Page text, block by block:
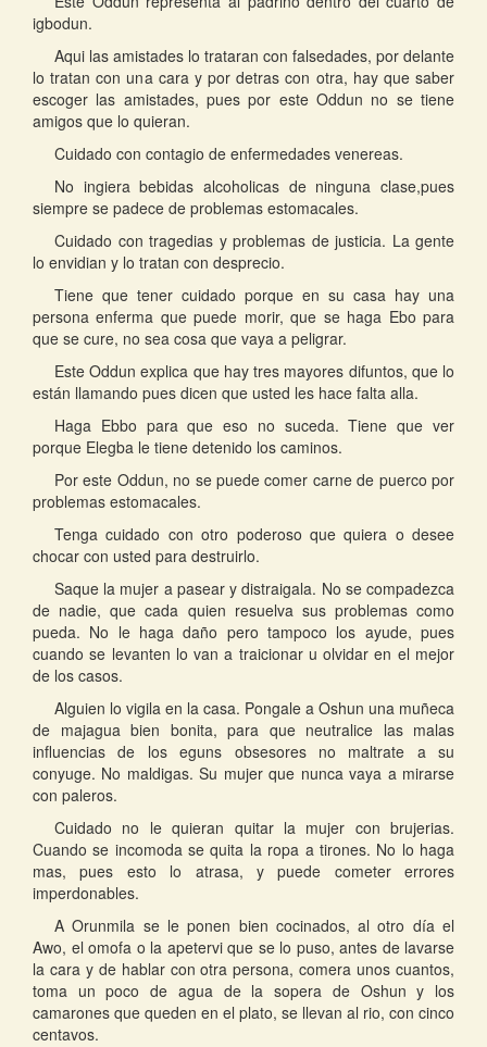
igbodun.
Aqui las amistades lo trataran con falsedades, por delante
lo tratan con una cara y por detras con otra, hay que saber
escoger las amistades, pues por este Oddun no se tiene
amigos que lo quieran.
Cuidado con contagio de enfermedades venereas.
No ingiera bebidas alcoholicas de ninguna clase,pues
siempre se padece de problemas estomacales.
Cuidado con tragedias y problemas de justicia. La gente
lo envidian y lo tratan con desprecio.
Tiene que tener cuidado porque en su casa hay una
persona enferma que puede morir, que se haga Ebo para
que se cure, no sea cosa que vaya a peligrar.
Este Oddun explica que hay tres mayores difuntos, que lo
están llamando pues dicen que usted les hace falta alla.
Haga Ebbo para que eso no suceda. Tiene que ver
porque Elegba le tiene detenido los caminos.
Por este Oddun, no se puede comer carne de puerco por
problemas estomacales.
Tenga cuidado con otro poderoso que quiera o desee
chocar con usted para destruirlo.
Saque la mujer a pasear y distraigala. No se compadezca
de nadie, que cada quien resuelva sus problemas como
pueda. No le haga daño pero tampoco los ayude, pues
cuando se levanten lo van a traicionar u olvidar en el mejor
de los casos.
Alguien lo vigila en la casa. Pongale a Oshun una muñeca
de majagua bien bonita, para que neutralice las malas
influencias de los eguns obsesores no maltrate a su
conyuge. No maldigas. Su mujer que nunca vaya a mirarse
con paleros.
Cuidado no le quieran quitar la mujer con brujerias.
Cuando se incomoda se quita la ropa a tirones. No lo haga
mas, pues esto lo atrasa, y puede cometer errores
imperdonables.
A Orunmila se le ponen bien cocinados, al otro día el
Awo, el omofa o la apetervi que se lo puso, antes de lavarse
la cara y de hablar con otra persona, comera unos cuantos,
toma un poco de agua de la sopera de Oshun y los
camarones que queden en el plato, se llevan al rio, con cinco
centavos.